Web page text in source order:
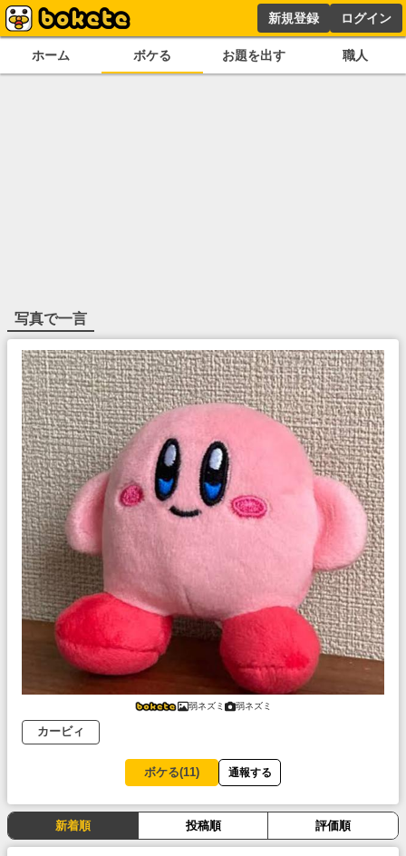
新規登録 ログイン
ホーム ボケる お題を出す 職人
写真で一言
弱ネズミ 弱ネズミ
カービィ
ボケる(11) 通報する
新着順 投稿順 評価順